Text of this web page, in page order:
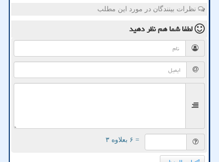
نظرات بینندگان در مورد این مطلب
لطفا شما همنظر دهید
= ۶ بعلاوه ۳